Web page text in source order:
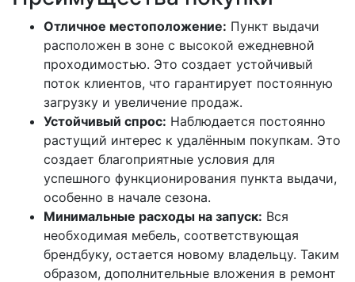
Отличное местоположение: Пункт выдачи
расположен в зоне с высокой ежедневной
проходимостью. Это создает устойчивый
поток клиентов, что гарантирует постоянную
загрузку и увеличение продаж.
Устойчивый спрос: Наблюдается постоянно
растущий интерес к удалённым покупкам. Это
создает благоприятные условия для
успешного функционирования пункта выдачи,
особенно в начале сезона.
Минимальные расходы на запуск: Вся
необходимая мебель, соответствующая
брендбуку, остается новому владельцу. Таким
образом, дополнительные вложения в ремонт